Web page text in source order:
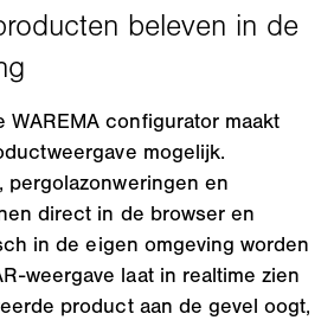
configurator maakt
mogelijk.
pergolazonweringen en
direct in de browser en
in de eigen omgeving worden
weergave laat in realtime zien
product aan de gevel oogt,